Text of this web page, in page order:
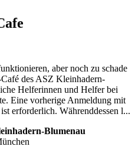
aber noch zu schade
des ASZ Kleinhadern-
Helferinnen und Helfer bei
Eine vorherige Anmeldung mit
erforderlich. Währenddessen l...
Blumenau